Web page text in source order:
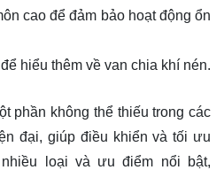
cao để đảm bảo hoạt động ổn
hiểu thêm về van chia khí nén.
phần không thể thiếu trong các
đại, giúp điều khiển và tối ưu
loại và ưu điểm nổi bật,